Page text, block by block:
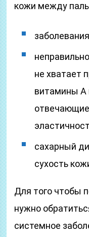
кожи между
не хватает
витамины А
сахарный
сухость
Для того чтобы
нужно
системное